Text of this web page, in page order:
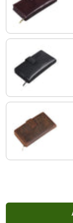
espresso - marrón
negro puro
sepia - marrón puro